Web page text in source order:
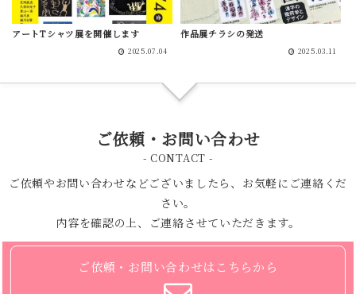
アートTシャツ展を開催します
2025.07.04
作品展チラシの発送
2025.03.11
ご依頼・お問い合わせ
- CONTACT -
ご依頼やお問い合わせなどございましたら、お気軽にご連絡くだ
さい。
内容を確認の上、ご連絡させていただきます。
ご依頼・お問い合わせはこちらから